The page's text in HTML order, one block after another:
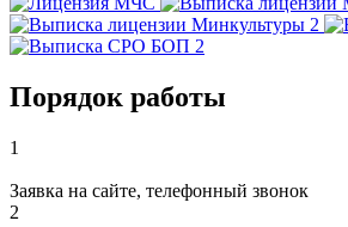
Порядок работы
1
Заявка на сайте, телефонный звонок
2